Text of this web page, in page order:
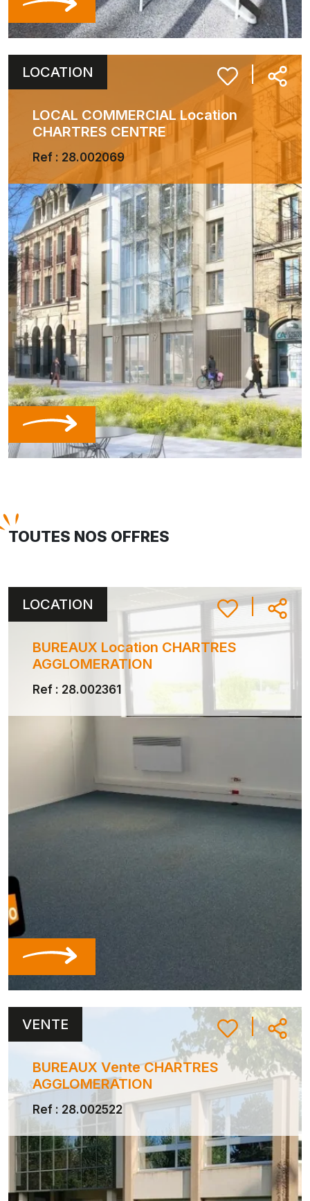
|
LOCATION
LOCAL COMMERCIAL Location
CHARTRES CENTRE
Ref : 28.002069
TOUTES NOS OFFRES
|
LOCATION
BUREAUX Location CHARTRES
AGGLOMERATION
Ref : 28.002361
|
VENTE
BUREAUX Vente CHARTRES
AGGLOMERATION
Ref : 28.002522